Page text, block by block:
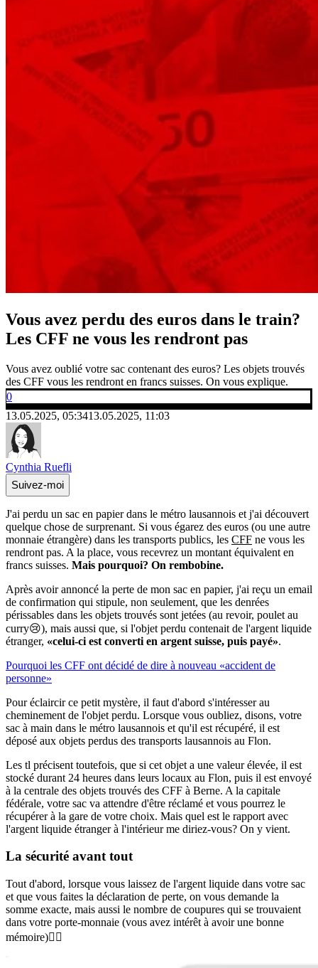
Vous avez perdu des euros dans le train?
Les CFF ne vous les rendront pas
Vous avez oublié votre sac contenant des euros? Les objets trouvés
des CFF vous les rendront en francs suisses. On vous explique.
0
13.05.2025, 05:3413.05.2025, 11:03
Cynthia Ruefli
Suivez-moi
J'ai perdu un sac en papier dans le métro lausannois et j'ai découvert
quelque chose de surprenant. Si vous égarez des euros (ou une autre
monnaie étrangère) dans les transports publics, les CFF ne vous les
rendront pas. A la place, vous recevrez un montant équivalent en
francs suisses. Mais pourquoi? On rembobine.
Après avoir annoncé la perte de mon sac en papier, j'ai reçu un email
de confirmation qui stipule, non seulement, que les denrées
périssables dans les objets trouvés sont jetées (au revoir, poulet au
curry😢), mais aussi que, si l'objet perdu contenait de l'argent liquide
étranger, «celui-ci est converti en argent suisse, puis payé».
Pourquoi les CFF ont décidé de dire à nouveau «accident de
personne»
Pour éclaircir ce petit mystère, il faut d'abord s'intéresser au
cheminement de l'objet perdu. Lorsque vous oubliez, disons, votre
sac à main dans le métro lausannois et qu'il est récupéré, il est
déposé aux objets perdus des transports lausannois au Flon.
Les tl précisent toutefois, que si cet objet a une valeur élevée, il est
stocké durant 24 heures dans leurs locaux au Flon, puis il est envoyé
à la centrale des objets trouvés des CFF à Berne. A la capitale
fédérale, votre sac va attendre d'être réclamé et vous pourrez le
récupérer à la gare de votre choix. Mais quel est le rapport avec
l'argent liquide étranger à l'intérieur me diriez-vous? On y vient.
La sécurité avant tout
Tout d'abord, lorsque vous laissez de l'argent liquide dans votre sac
et que vous faites la déclaration de perte, on vous demande la
somme exacte, mais aussi le nombre de coupures qui se trouvaient
dans votre porte-monnaie (vous avez intérêt à avoir une bonne
mémoire)👇🏽